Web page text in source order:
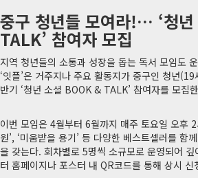
중구 청년들 모여라!… ‘청
TALK’ 참여자 모집
지역 청년들의 소통과 성장을 돕는 독서 모임도
‘잇플’은 거주지나 주요 활동지가 중구인 청년
반기 ‘청년 소셜 BOOK & TALK’ 참여자를 모집
이번 모임은 4월부터 6월까지 매주 토요일 오후
원’, ‘미움받을 용기’ 등 다양한 베스트셀러를 함
을 갖는다. 회차별로 5명씩 소규모로 운영되어
터 홈페이지나 포스터 내 QR코드를 통해 상시 신